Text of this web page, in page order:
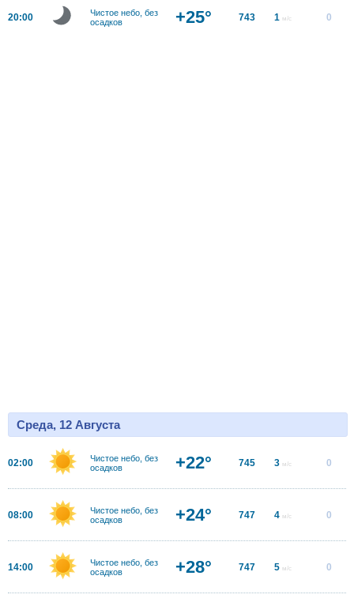
20:00
Чистое небо, без
осадков
+25° 743 1 м/с 0
Среда, 12 Августа
02:00
Чистое небо, без
осадков
+22° 745 3 м/с 0
08:00
Чистое небо, без
осадков
+24° 747 4 м/с 0
14:00
Чистое небо, без
осадков
+28° 747 5 м/с 0